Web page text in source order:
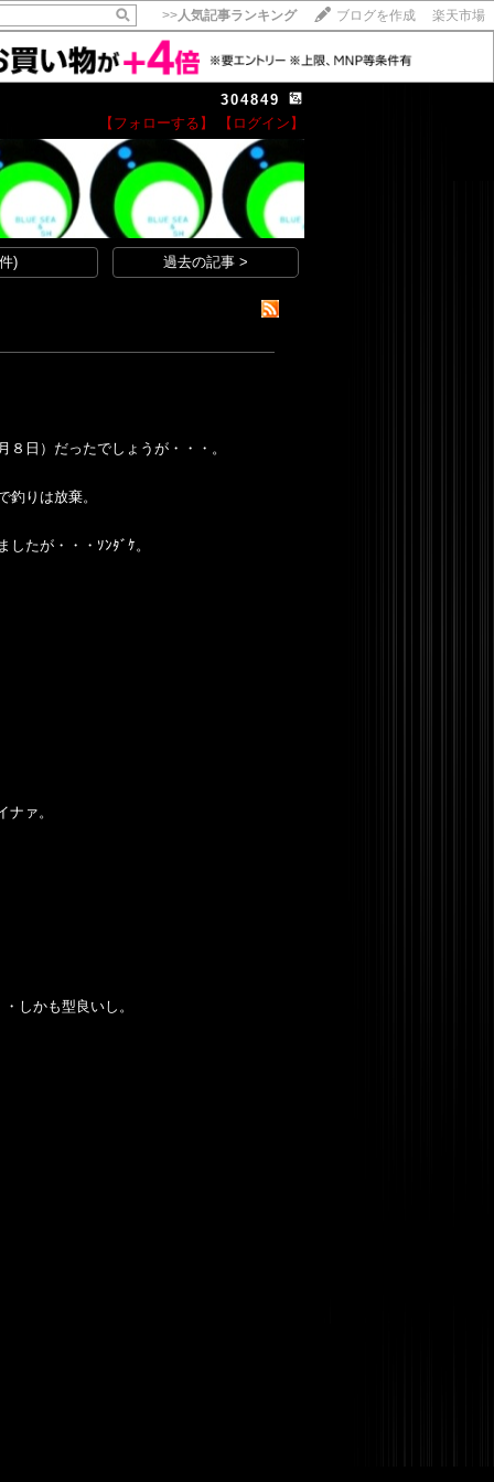
>>人気記事ランキング ブログを作成 楽天市場
304849
【フォローする】
【ログイン】
15記事にいいね！で1ポイント
いいね!
) 過去の記事 >
日）だったでしょうが・・・。
釣りは放棄。
たが・・・ｿﾝﾀﾞｹ。
ァ。
しかも型良いし。